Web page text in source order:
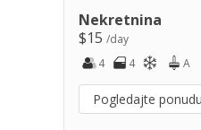
Nekretnina
$15 /day
4
4 A
Pogledajte ponudu